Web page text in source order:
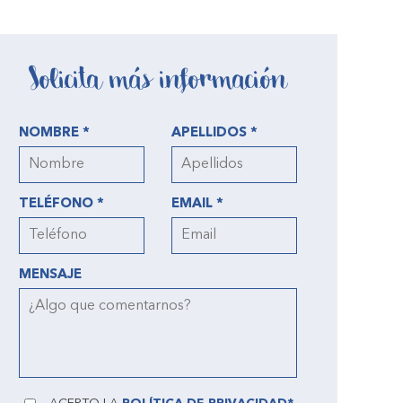
Solicita más información
NOMBRE * APELLIDOS *
TELÉFONO * EMAIL *
MENSAJE